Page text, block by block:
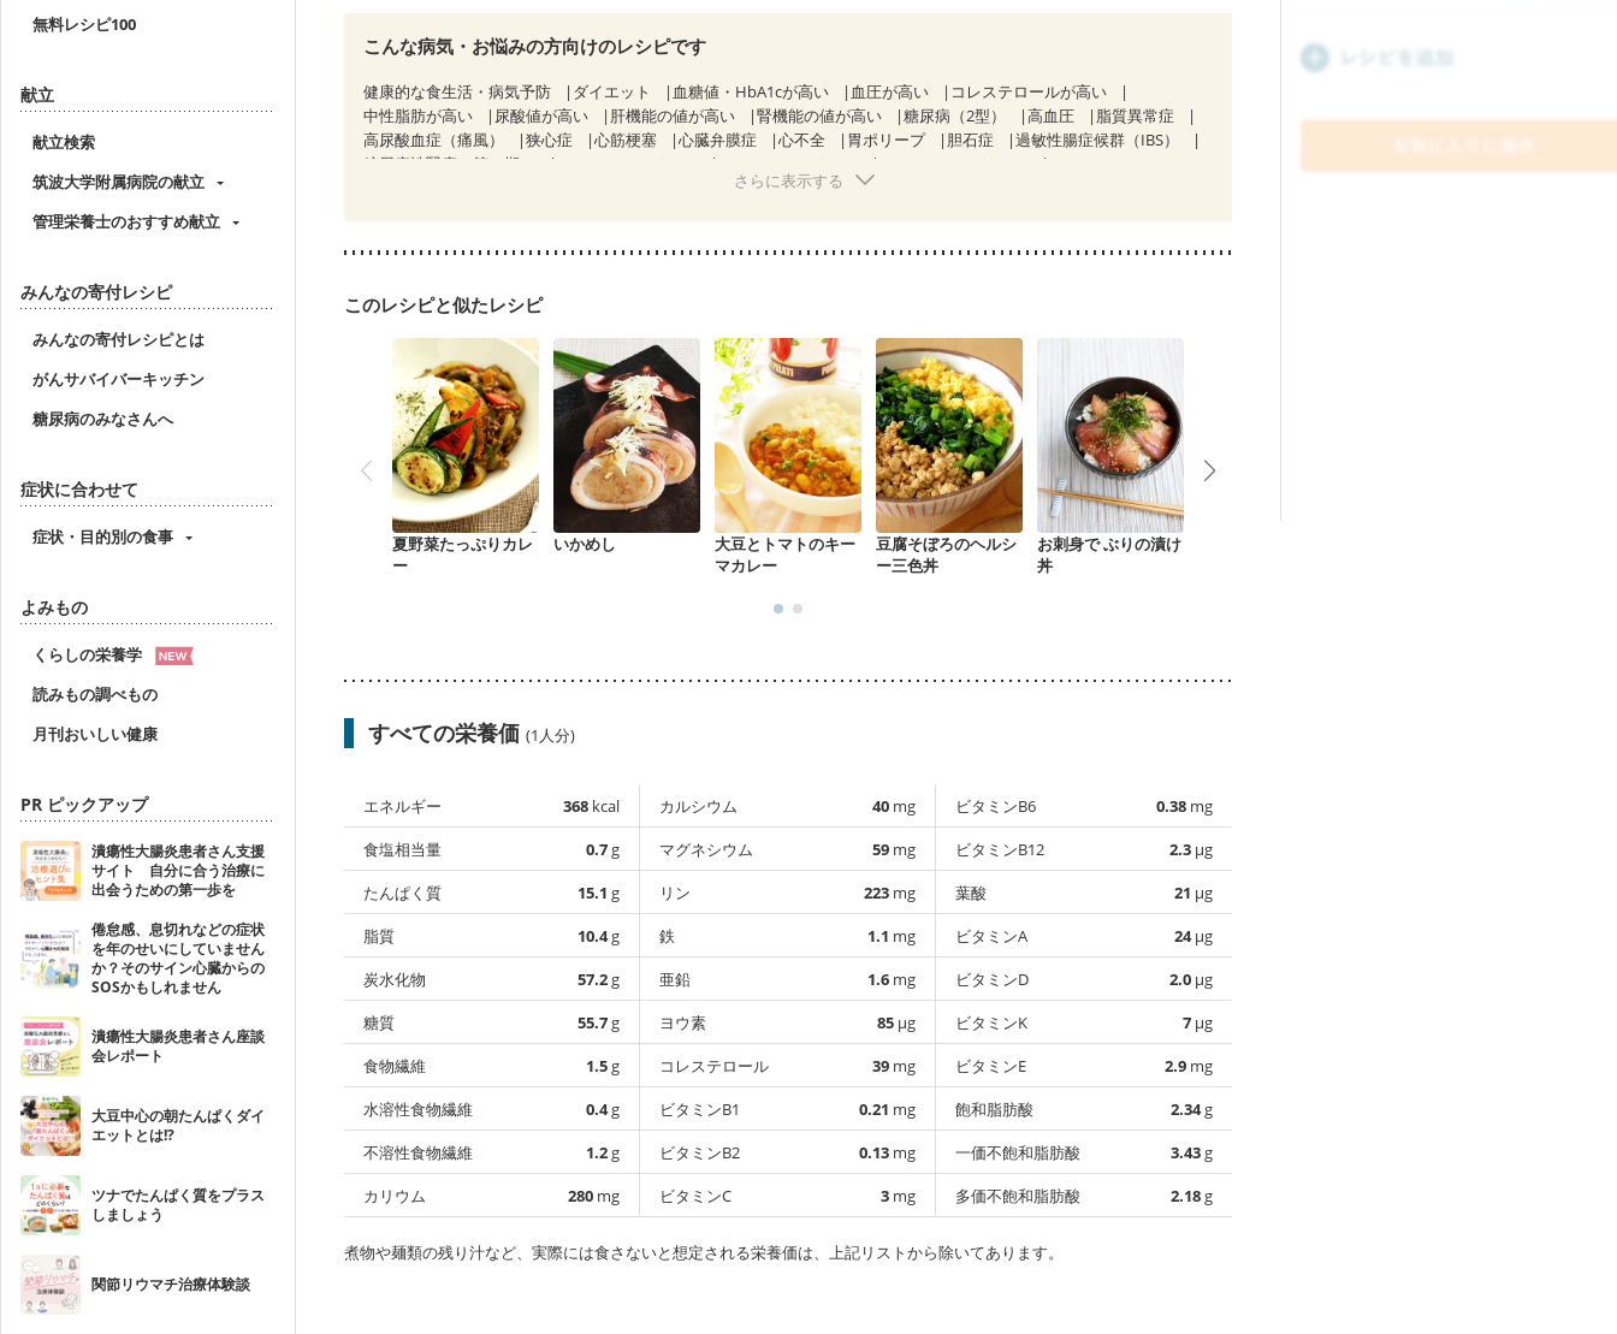
無料レシピ100
献立
献立検索
筑波大学附属病院の献立
管理栄養士のおすすめ献立
みんなの寄付レシピ
みんなの寄付レシピとは
がんサバイバーキッチン
糖尿病のみなさんへ
症状に合わせて
症状・目的別の食事
よみもの
くらしの栄養学
読みもの調べもの
月刊おいしい健康
PR ピックアップ
潰瘍性大腸炎患者さん支援
サイト 自分に合う治療に
出会うための第一歩を
倦怠感、息切れなどの症状
を年のせいにしていません
か？そのサイン心臓からの
SOSかもしれません
潰瘍性大腸炎患者さん座談
会レポート
大豆中心の朝たんぱくダイ
エットとは!?
ツナでたんぱく質をプラス
しましょう
関節リウマチ治療体験談
こんな病気・お悩みの方向けのレシピです
健康的な食生活・病気予防 ダイエット 血糖値・HbA1cが高い 血圧が高い
コレステロールが高い
中性脂肪が高い
尿酸値が高い 肝機能の値が高い 腎機能の値が高い 糖尿病（2型） 高血圧
脂質異常症
高尿酸血症（痛風）
狭心症 心筋梗塞 心臓弁膜症 心不全 胃ポリープ 胆石症
過敏性腸症候群（IBS）
糖尿病性腎症（第３期）
CKD（ステージ１） CKD（ステージ２）
CKD（ステージ３a）
乳がん（ホルモン療法中）
さらに表示する
このレシピと似たレシピ
夏野菜たっぷりカレ
ー
いかめし
大豆とトマトのキー
マカレー
豆腐そぼろのヘルシ
ー三色丼
お刺身で ぶりの漬け
丼
すべての栄養価 (1人分)
エネルギー 368 kcal
食塩相当量
0.7g
たんぱく質
15.1 g
脂質
10.4g
炭水化物
57.2g
糖質
55.7g
食物繊維
1.5g
水溶性食物繊維
0.4g
不溶性食物繊維
1.2g
カリウム
280 mg
カルシウム 40 mg
マグネシウム
59 mg
リン
223 mg
鉄
1.1 mg
亜鉛
1.6 mg
ヨウ素
85 µg
コレステロール
39 mg
ビタミンB1
0.21 mg
ビタミンB2
0.13 mg
ビタミンC
3 mg
ビタミンB6 0.38 mg
ビタミンB12
2.3 µg
葉酸
21 µg
ビタミンA
24µg
ビタミンD
2.0 µg
ビタミンK
7 µg
ビタミンE
2.9 mg
飽和脂肪酸
2.34g
一価不飽和脂肪酸
3.43g
多価不飽和脂肪酸
2.18g
煮物や麺類の残り汁など、実際には食さないと想定される栄養価は、上記リストから除いてあります。